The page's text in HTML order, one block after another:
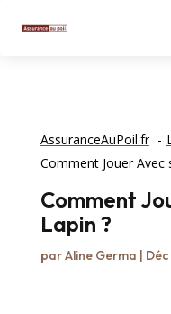
AssuranceAuPoil.fr
Comment Jouer Avec
Comment
Lapin ?
parAline Germa |